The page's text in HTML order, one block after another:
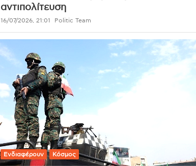
αντιπολίτευση
16/07/2026, 21:01 Politic Team
Ενδιαφέρουν Κόσμος